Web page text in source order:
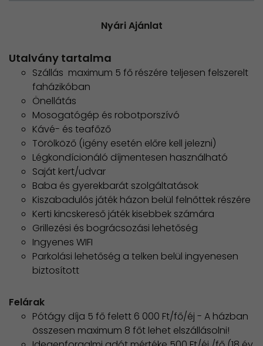
Nyári Ajánlat
Utalvány tartalma
Szállás maximum 5 fő részére teljesen felszerelt
faházikóban
Önellátás
Mosogatógép és robotporszívó
Kávé- és teafőző
Törölköző (igény esetén előre kell jelezni)
Légkondícionáló díjmentesen használható
Saját kert/udvar
Baba és gyerekbarát szolgáltatások
Kiszabadulós játék házon belül felnőttek részére
Kerti kincskereső játék kisebbek számára
Grillezési és bográcsozási lehetőség
Ingyenes WIFI
Parkolási lehetőség a telken belül ingyenesen
biztosított
Felárak
Pótágy díja 5 fő felett 6 000 Ft/fő/éj - A házban
összesen maximum 8 főt lehet elszállásolni!